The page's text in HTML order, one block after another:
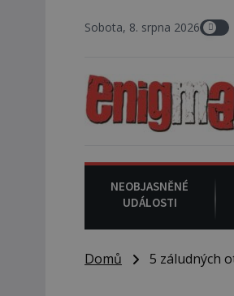
Sobota, 8. srpna 2026 8.
NEOBJASNĚNÉ
UDÁLOSTI
Domů 5 záludných